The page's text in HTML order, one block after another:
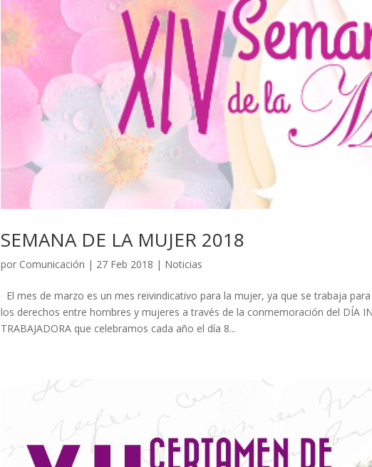
SEMANA DE LA MUJER 2018
por Comunicación | 27 Feb 2018 | Noticias
El mes de marzo es un mes reivindicativo para la mujer, ya que se trabaja
los derechos entre hombres y mujeres a través de la conmemoración del DÍA
TRABAJADORA que celebramos cada año el día 8...